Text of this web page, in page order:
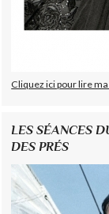
Cliquez ici pour lire
LES SÉANCES
DES PRÉS